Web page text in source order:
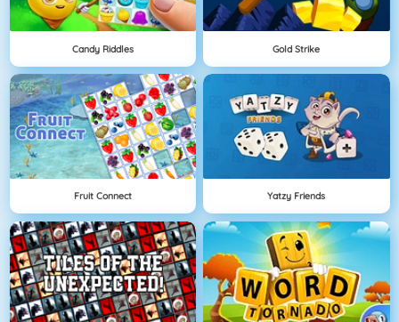
Candy Riddles Gold Strike
Fruit Connect Yatzy Friends